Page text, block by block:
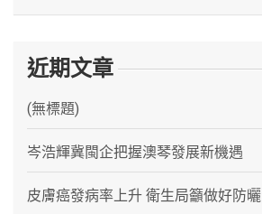
近期文章
(無標題)
岑浩輝冀閩企把握澳琴發展新機遇
皮膚癌發病率上升 衛生局籲做好防曬